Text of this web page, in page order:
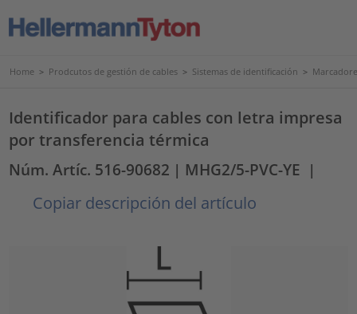
Home > Prodcutos de gestión de cables > Sistemas de identificación >
Identificador para cables con letra impresa
por transferencia térmica
Núm. Artíc. 516-90682 | MHG2/5-PVC-YE |
Copiar descripción del artículo